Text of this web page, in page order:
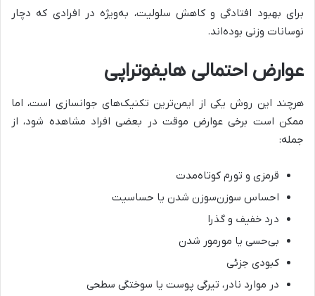
برای بهبود افتادگی و کاهش سلولیت، به‌ویژه در افرادی که دچار
نوسانات وزنی بوده‌اند.
عوارض احتمالی هایفوتراپی
هرچند این روش یکی از ایمن‌ترین تکنیک‌های جوانسازی است، اما
ممکن است برخی عوارض موقت در بعضی افراد مشاهده شود، از
جمله:
قرمزی و تورم کوتاه‌مدت
احساس سوزن‌سوزن شدن یا حساسیت
درد خفیف و گذرا
بی‌حسی یا مورمور شدن
کبودی جزئی
در موارد نادر، تیرگی پوست یا سوختگی سطحی